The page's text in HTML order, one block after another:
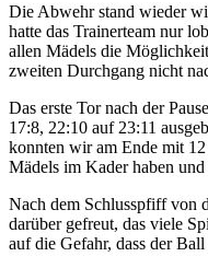
Die Abwehr stand wieder
hatte das Trainerteam nur
allen Mädels die
zweiten Durchgang nicht
Das erste Tor nach der
17:8, 22:10 auf 23:11
konnten wir am Ende mit
Mädels im Kader haben
Nach dem Schlusspfiff von
darüber gefreut, das viele
auf die Gefahr, dass der